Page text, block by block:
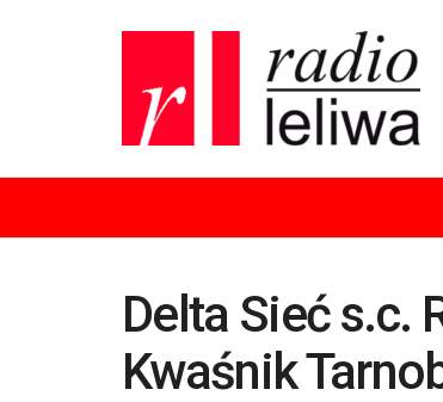
Delta Sieć s.c.
Kwaśnik